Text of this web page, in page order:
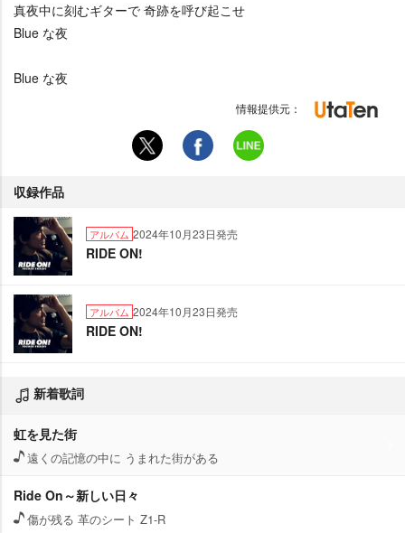
真夜中に刻むギターで 奇跡を呼び起こせ
Blue な夜
Blue な夜
情報提供元：
収録作品
アルバム 2024年10月23日発売
RIDE ON!
アルバム 2024年10月23日発売
RIDE ON!
新着歌詞
虹を見た街
遠くの記憶の中に うまれた街がある
Ride On～新しい日々
傷が残る 革のシート Z1-R